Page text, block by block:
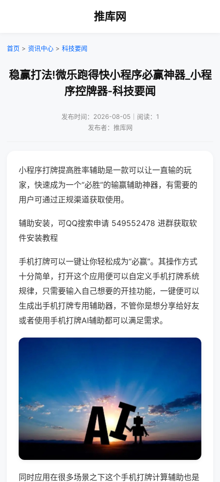
推库网
首页 > 资讯中心 > 科技要闻
稳赢打法!微乐跑得快小程序必赢神器_小程
序控牌器-科技要闻
发布时间：2026-08-05｜阅读：1
发布者：推库网
小程序打牌提高胜率辅助是一款可以让一直输的玩
家，快速成为一个“必胜”的输赢辅助神器，有需要的
用户可通过正规渠道获取使用。
辅助安装，可QQ搜索申请 549552478 进群获取软
件安装教程
手机打牌可以一键让你轻松成为“必赢”。其操作方式
十分简单，打开这个应用便可以自定义手机打牌系统
规律，只需要输入自己想要的开挂功能，一键便可以
生成出手机打牌专用辅助器，不管你是想分享给好友
或者使用手机打牌AI辅助都可以满足需求。
同时应用在很多场景之下这个手机打牌计算辅助也是